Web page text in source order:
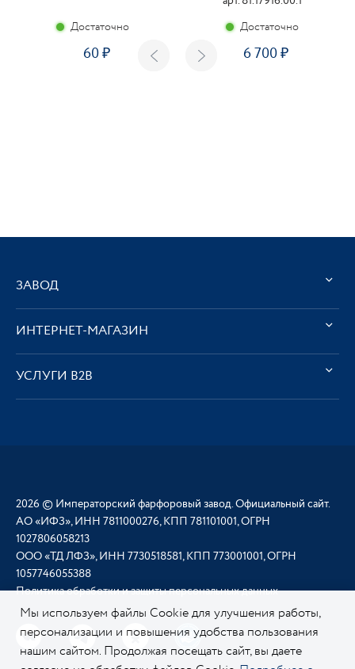
Достаточно
60
Достаточно
6 700
ЗАВОД
ИНТЕРНЕТ-МАГАЗИН
УСЛУГИ В2В
2026 © Императорский фарфоровый завод. Официальный сайт.
АО «ИФЗ», ИНН 7811000276, КПП 781101001, ОГРН
1027806058213
ООО «ТД ЛФЗ», ИНН 7730518581, КПП 773001001, ОГРН
1057746055388
Политика обработки и защиты персональных данных
Мы используем файлы Cookie для улучшения работы,
персонализации и повышения удобства пользования
нашим сайтом. Продолжая посещать сайт, вы даете